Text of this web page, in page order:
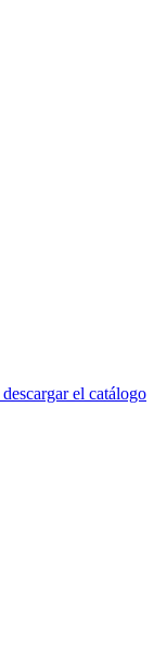
descargar el catálogo